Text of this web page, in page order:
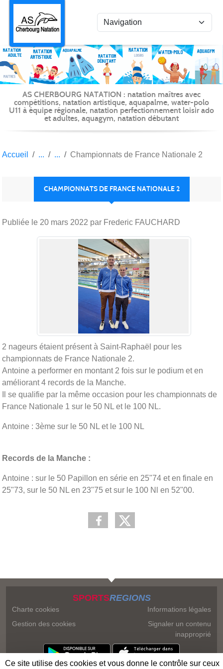
AS CHERBOURG NATATION : natation maîtres avec
compétitions, natation artistique, aquapalme, water-polo
U11 à équipe régionale, natation perfectionnement loisir ado
et adultes, aquagym, natation débutant
Accueil Championnats de France Nationale 2
CHAMPIONNATS DE FRANCE NATIONALE 2
Publiée le 20 mars 2022 par Frederic FAUCHARD
2 nageurs étaient présent à Saint-Raphaël pour les
championnats de France Nationale 2.
Antoine a performer en montant 2 fois sur le podium et en
améliorant 4 records de la Manche.
Il se qualifie par la même occasion pour les championnats de
France Nationale 1 sur le 50 NL et le 100 NL.
Antoine : 3ème sur le 50 NL et le 100 NL
Records de la Manche :
Antoine : sur le 50 Papillon en série en 25"74 et en finale en
25"73, sur le 50 NL en 23"75 et sur le 100 Nl en 52"00.
SPORTSREGIONS
Charte cookies
Gestion des cookies
Informations légales
Signaler un contenu
inapproprié
Panneau de gestion des cookies
Ce site utilise des cookies et vous donne le contrôle sur ceux